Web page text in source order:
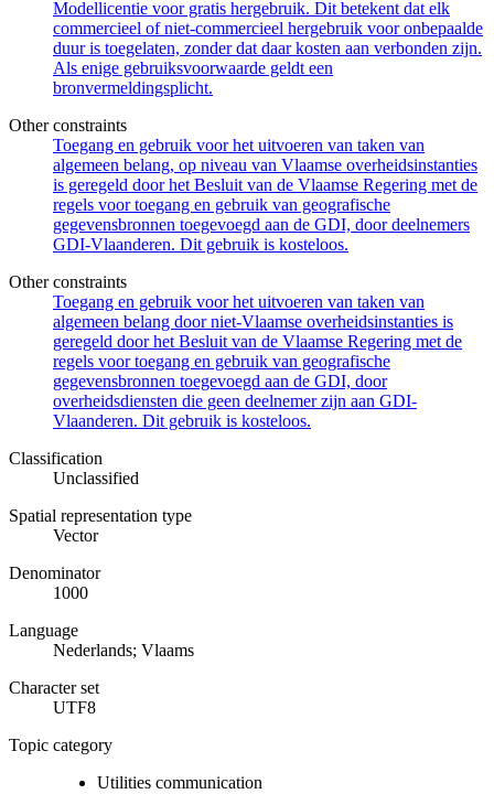
Modellicentie voor gratis hergebruik. Dit betekent dat elk
commercieel of niet-commercieel hergebruik voor onbepaalde
duur is toegelaten, zonder dat daar kosten aan verbonden zijn.
Als enige gebruiksvoorwaarde geldt een
bronvermeldingsplicht.
Other constraints
Toegang en gebruik voor het uitvoeren van taken van
algemeen belang, op niveau van Vlaamse overheidsinstanties
is geregeld door het Besluit van de Vlaamse Regering met de
regels voor toegang en gebruik van geografische
gegevensbronnen toegevoegd aan de GDI, door deelnemers
GDI-Vlaanderen. Dit gebruik is kosteloos.
Other constraints
Toegang en gebruik voor het uitvoeren van taken van
algemeen belang door niet-Vlaamse overheidsinstanties is
geregeld door het Besluit van de Vlaamse Regering met de
regels voor toegang en gebruik van geografische
gegevensbronnen toegevoegd aan de GDI, door
overheidsdiensten die geen deelnemer zijn aan GDI-
Vlaanderen. Dit gebruik is kosteloos.
Classification
Unclassified
Spatial representation type
Vector
Denominator
1000
Language
Nederlands; Vlaams
Character set
UTF8
Topic category
Utilities communication